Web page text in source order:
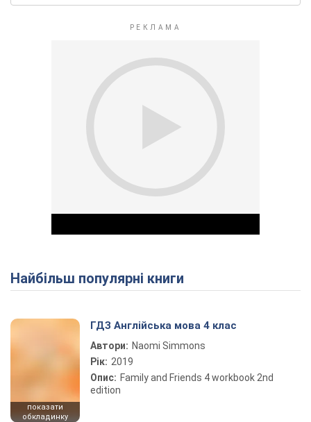
Play Video
Найбільш популярні книги
показати
обкладинку
ГДЗ Англійська мова 4 клас
Автори: Naomi Simmons
Рік: 2019
Опис: Family and Friends 4 workbook 2nd
edition